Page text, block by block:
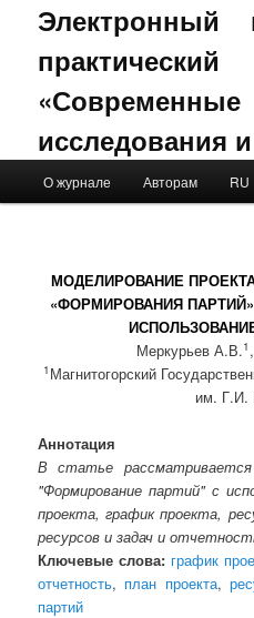
Электронный
исследования
Skip to primary content
Skip to secondary content
О журнале Авторам RU
МОДЕЛИРОВАНИЕ
«ФОРМИРОВАНИЯ
Меркурьев А.В.1
1 Магнитогорский
им. Г.И.
Аннотация
В статье
"Формирование партий" с
проекта, график проекта,
ресурсов и задач и
Ключевые слова: график
отчетность, план проекта,
партий